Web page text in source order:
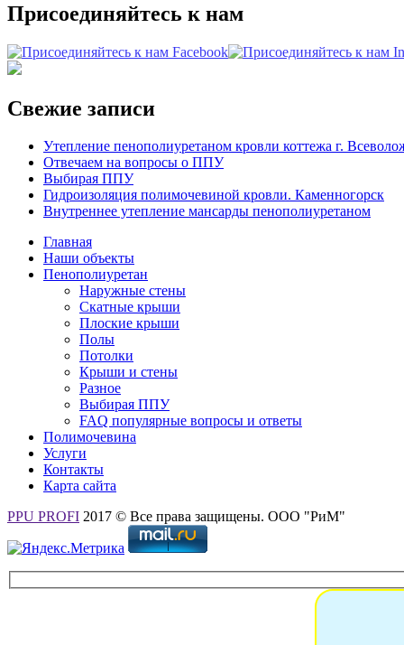
Присоединяйтесь к нам
Свежие записи
Утепление пенополиуретаном кровли коттежа г.
Отвечаем на вопросы о ППУ
Выбирая ППУ
Гидроизоляция полимочевиной кровли. Каменногорск
Внутреннее утепление мансарды пенополиуретаном
Главная
Наши объекты
Пенополиуретан
Наружные стены
Скатные крыши
Плоские крыши
Полы
Потолки
Крыши и стены
Разное
Выбирая ППУ
FAQ популярные вопросы и ответы
Полимочевина
Услуги
Контакты
Карта сайта
PPU PROFI 2017 © Все права защищены. ООО "РиМ"